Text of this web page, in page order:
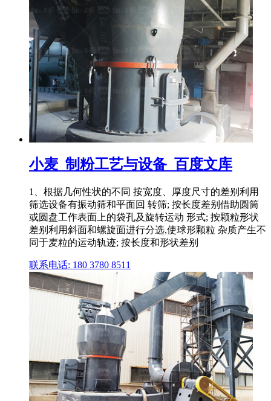
小麦_制粉工艺与设备_百度文库
1、根据几何性状的不同 按宽度、厚度尺寸的差别利用
筛选设备有振动筛和平面回 转筛; 按长度差别借助圆筒
或圆盘工作表面上的袋孔及旋转运动 形式; 按颗粒形状
差别利用斜面和螺旋面进行分选,使球形颗粒 杂质产生不
同于麦粒的运动轨迹; 按长度和形状差别
联系电话: 180 3780 8511